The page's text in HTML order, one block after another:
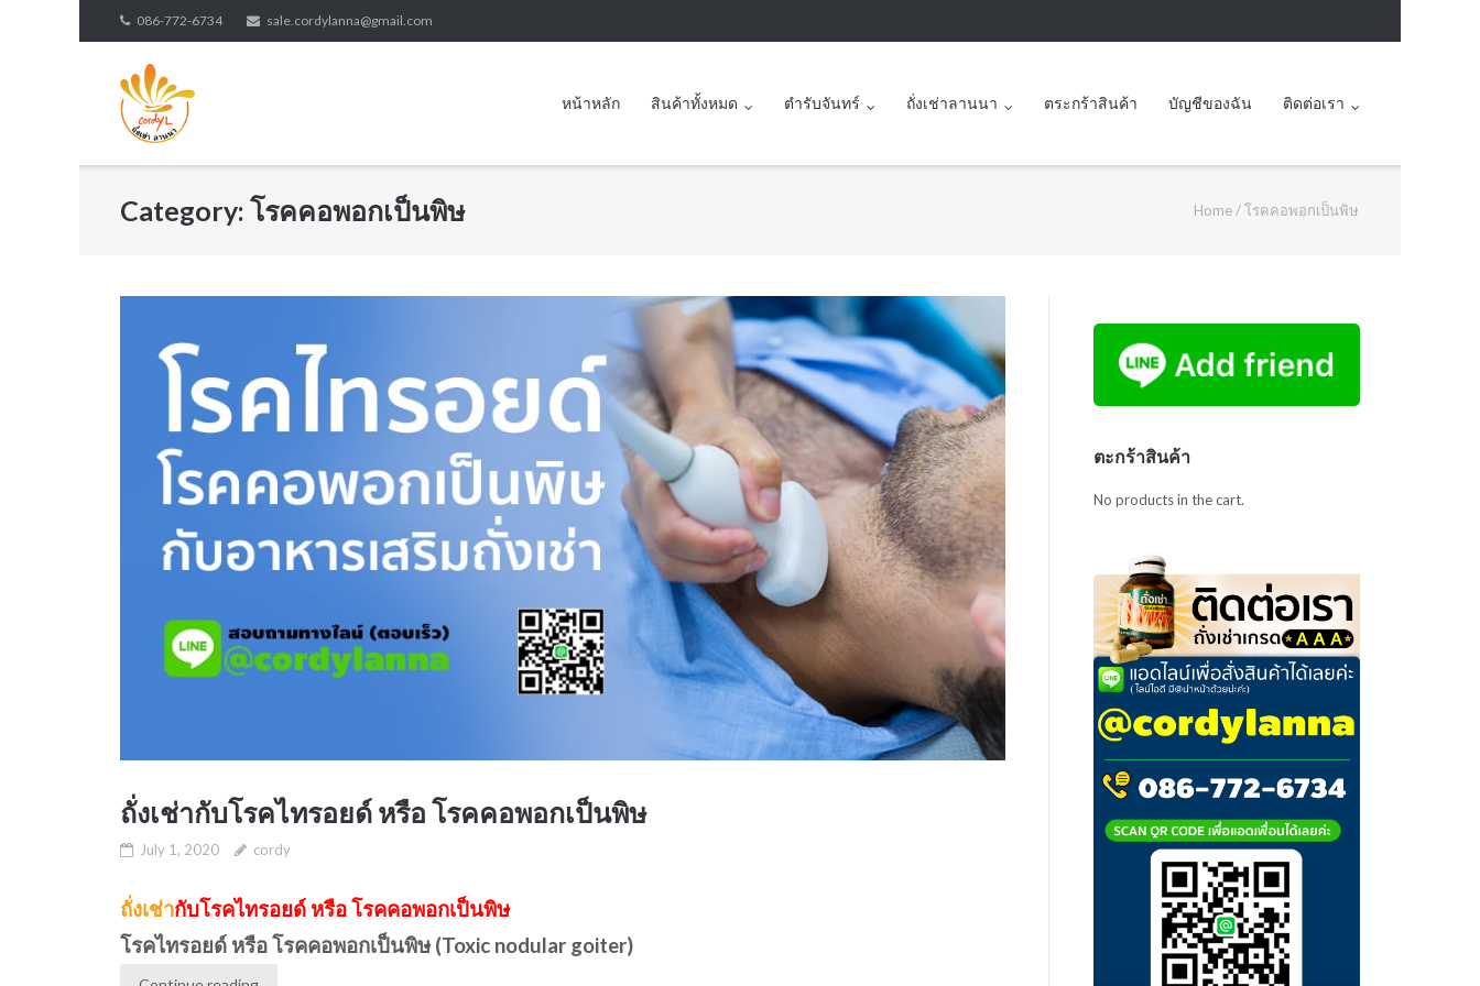
to
086-772-6734 sale.cordylanna@gmail.com
หน้าหลัก สินค้าทั้งหมด ตำรับจันทร์ ถั่งเช่าลานนา ตระกร้าสินค้า บัญชีของฉัน ติดต่อเรา
Category:โรคคอพอกเป็นพิษ Home / โรคคอพอกเป็นพิษ
ถั่งเช่ากับโรคไทรอยด์ หรือ โรคคอพอกเป็นพิษ
July 1, 2020 cordy
ถั่งเช่ากับโรคไทรอยด์ หรือ โรคคอพอกเป็นพิษ
โรคไทรอยด์ หรือ โรคคอพอกเป็นพิษ (Toxic nodular goiter)
ตะกร้าสินค้า
No products in the cart.